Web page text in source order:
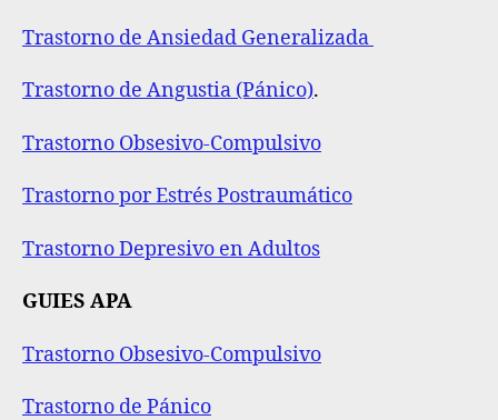
Trastorno de Ansiedad Generalizada
Trastorno de Angustia (Pánico).
Trastorno Obsesivo-Compulsivo
Trastorno por Estrés Postraumático
Trastorno Depresivo en Adultos
GUIES APA
Trastorno Obsesivo-Compulsivo
Trastorno de Pánico